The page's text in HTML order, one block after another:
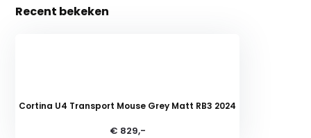
Recent bekeken
Cortina U4 Transport Mouse Grey Matt RB3 2024
€ 829,-